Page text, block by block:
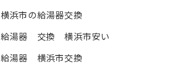
横浜市の給湯器交換
給湯器 交換 横浜市安い
給湯器 横浜市交換